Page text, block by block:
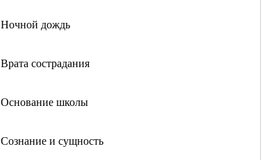
Ночной дождь
Врата сострадания
Основание школы
Сознание и сущность